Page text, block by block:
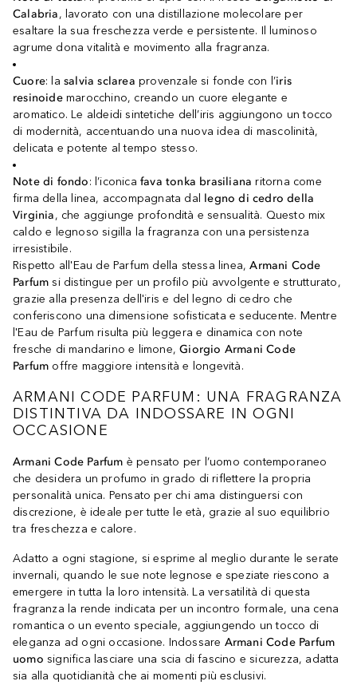
Calabria, lavorato con una distillazione molecolare per
esaltare la sua freschezza verde e persistente. Il luminoso
agrume dona vitalità e movimento alla fragranza.
Cuore: la salvia sclarea provenzale si fonde con l’iris
resinoidemarocchino, creando un cuore elegante e
aromatico. Le aldeidi sintetiche dell’iris aggiungono un tocco
di modernità, accentuando una nuova idea di mascolinità,
delicata e potente al tempo stesso.
Note di fondo: l’iconicafava tonka brasiliana ritorna come
firma della linea, accompagnata dal legno di cedro della
Virginia, che aggiunge profondità e sensualità. Questo mix
caldo e legnoso sigilla la fragranza con una persistenza
irresistibile.
Rispetto all'Eau de Parfum della stessa linea,Armani Code
Parfum si distingue per un profilo più avvolgente e strutturato,
grazie alla presenza dell'iris e del legno di cedro che
conferiscono una dimensione sofisticata e seducente. Mentre
l'Eau de Parfum risulta più leggera e dinamica con note
fresche di mandarino e limone,Giorgio Armani Code
Parfum offre maggiore intensità e longevità.
ARMANI CODE PARFUM: UNA FRAGRANZA
DISTINTIVA DA INDOSSARE IN OGNI
OCCASIONE
Armani Code Parfum è pensato per l’uomo contemporaneo
che desidera un profumo in grado di riflettere la propria
personalità unica. Pensato per chi ama distinguersi con
discrezione, è ideale per tutte le età, grazie al suo equilibrio
tra freschezza e calore.
Adatto a ogni stagione, si esprime al meglio durante le serate
invernali, quando le sue note legnose e speziate riescono a
emergere in tutta la loro intensità. La versatilità di questa
fragranza la rende indicata per un incontro formale, una cena
romantica o un evento speciale, aggiungendo un tocco di
eleganza ad ogni occasione. Indossare Armani Code Parfum
uomo significa lasciare una scia di fascino e sicurezza, adatta
sia alla quotidianità che ai momenti più esclusivi.